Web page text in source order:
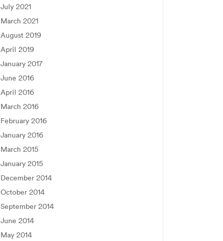
July 2021
March 2021
August 2019
April 2019
January 2017
June 2016
April 2016
March 2016
February 2016
January 2016
March 2015
January 2015
December 2014
October 2014
September 2014
June 2014
May 2014